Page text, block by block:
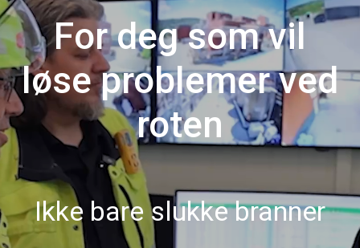
For deg som vil
løse problemer ved
roten
Ikke bare slukke branner